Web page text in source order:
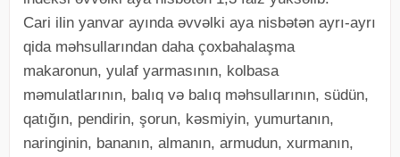
Cari ilin yanvar ayında əvvəlki aya nisbətən ayrı-ayrı
qida məhsullarından daha çoxbahalaşma
makaronun, yulaf yarmasının, kolbasa
məmulatlarının, balıq və balıq məhsullarının, südün,
qatığın, pendirin, şorun, kəsmiyin, yumurtanın,
naringinin, bananın, almanın, armudun, xurmanın,